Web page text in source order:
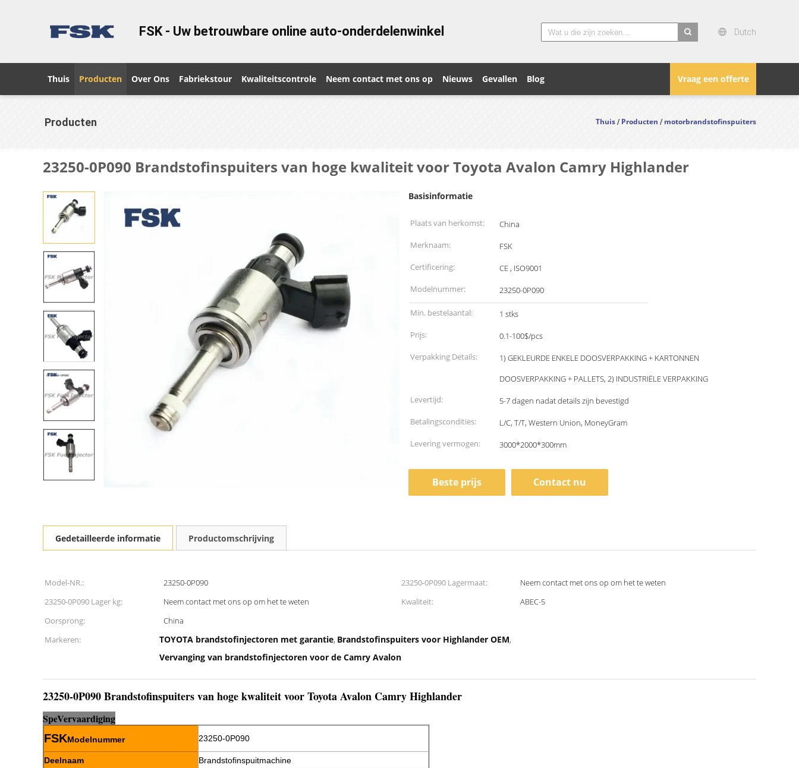
FSK - Uw betrouwbare online auto-onderdelenwinkel Dutch
Vraag een offerte
Thuis Producten Over Ons Fabriekstour Kwaliteitscontrole Neem contact met ons op Nieuws Gevallen Blog
Producten Thuis /Producten/motorbrandstofinspuiters
23250-0P090 Brandstofinspuiters van hoge kwaliteit voor Toyota Avalon Camry Highlander
Basisinformatie
Plaats van herkomst:
China
Merknaam:
FSK
Certificering:
CE , ISO9001
Modelnummer:
23250-0P090
Min. bestelaantal:
1 stks
Prijs:
0.1-100$/pcs
Verpakking Details:
1) GEKLEURDE ENKELE DOOSVERPAKKING + KARTONNEN
DOOSVERPAKKING + PALLETS, 2) INDUSTRIËLE VERPAKKING
Levertijd:
5-7 dagen nadat details zijn bevestigd
Betalingscondities:
L/C, T/T, Western Union, MoneyGram
Levering vermogen:
3000*2000*300mm
Beste prijs Contact nu
Gedetailleerde informatie Productomschrijving
Model-NR.: 23250-0P090 23250-0P090 Lagermaat:
Neem contact met ons op om het te weten
23250-0P090 Lager kg:
Neem contact met ons op om het te weten Kwaliteit:
ABEC-5
Oorsprong:
China
Markeren:
TOYOTA brandstofinjectoren met garantie, Brandstofinspuiters voor Highlander OEM,
Vervanging van brandstofinjectoren voor de Camry Avalon
23250-0P090 Brandstofinspuiters van hoge kwaliteit voor Toyota Avalon Camry Highlander
SpeVervaardiging
FSKModelnummer 23250-0P090
Deelnaam Brandstofinspuitmachine